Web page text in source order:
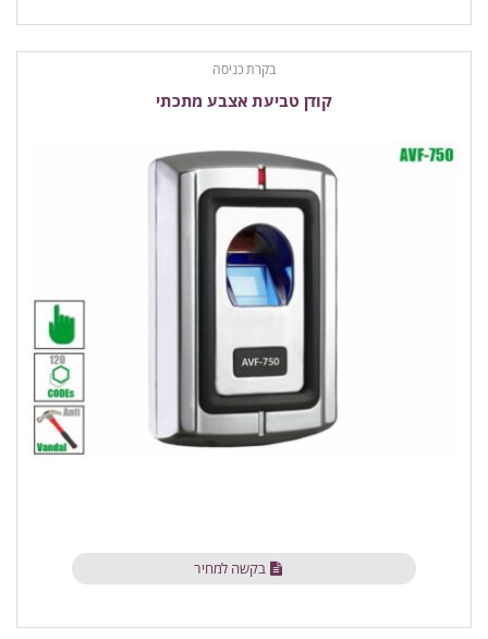
בקרת כניסה
קודן טביעת אצבע מתכתי
בקשה למחיר